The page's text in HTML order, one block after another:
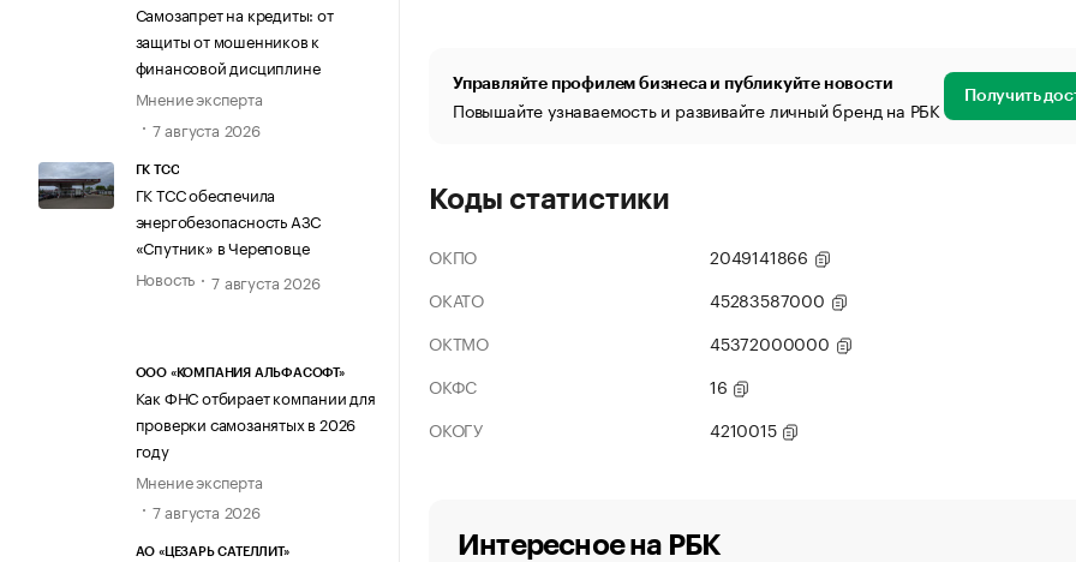
Самозапрет на кредиты: от
защиты от мошенников к
финансовой дисциплине
Мнение эксперта
7 августа 2026
ГК ТСС
ГК ТСС обеспечила
энергобезопасность АЗС
«Спутник» в Череповце
Новость
7 августа 2026
ООО «КОМПАНИЯ АЛЬФАСОФТ»
Как ФНС отбирает компании для
проверки самозанятых в 2026
году
Мнение эксперта
7 августа 2026
АО «ЦЕЗАРЬ САТЕЛЛИТ»
Управляйте профилем бизнеса и публикуйте новости
Повышайте узнаваемость и развивайте личный бренд на РБК Получить
Коды статистики
ОКПО
2049141866
ОКАТО
45283587000
ОКТМО
45372000000
ОКФС
16
ОКОГУ
4210015
Интересное на РБК